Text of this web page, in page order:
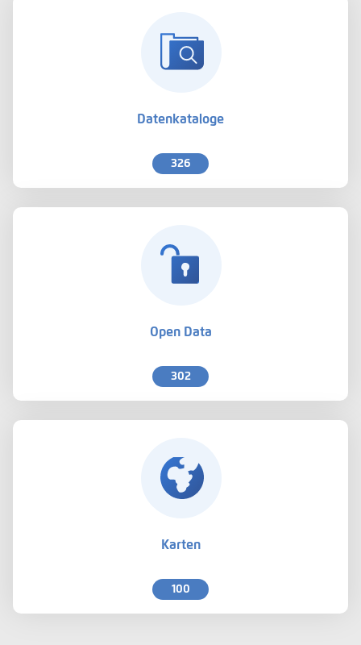
Datenkataloge
326
Open Data
302
Karten
100